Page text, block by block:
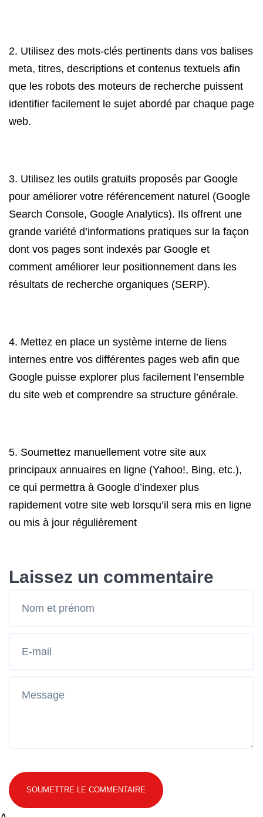
2. Utilisez des mots-clés pertinents dans vos balises
meta, titres, descriptions et contenus textuels afin
que les robots des moteurs de recherche puissent
identifier facilement le sujet abordé par chaque page
web.
3. Utilisez les outils gratuits proposés par Google
pour améliorer votre référencement naturel (Google
Search Console, Google Analytics). Ils offrent une
grande variété d’informations pratiques sur la façon
dont vos pages sont indexés par Google et
comment améliorer leur positionnement dans les
résultats de recherche organiques (SERP).
4. Mettez en place un système interne de liens
internes entre vos différentes pages web afin que
Google puisse explorer plus facilement l’ensemble
du site web et comprendre sa structure générale.
5. Soumettez manuellement votre site aux
principaux annuaires en ligne (Yahoo!, Bing, etc.),
ce qui permettra à Google d’indexer plus
rapidement votre site web lorsqu’il sera mis en ligne
ou mis à jour régulièrement
Laissez un commentaire
SOUMETTRE LE COMMENTAIRE